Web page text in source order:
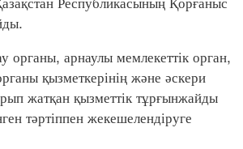
арнаулы мемлекеттік орган,
қызметкерінің және әскери
жатқан қызметтік тұрғынжайды
тәртіппен жекешелендіруге